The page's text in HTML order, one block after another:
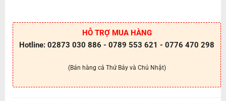
HỖ TRỢ MUA HÀNG
Hotline: 02873 030 886 - 0789 553 621 - 0776 470 298
(Bán hàng cả Thứ Bảy và Chủ Nhật)